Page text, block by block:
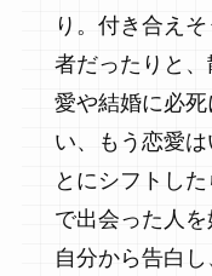
り。付き合え
者だったりと
愛や結婚に必
い、もう恋愛
とにシフトし
で出会った人
自分から告白